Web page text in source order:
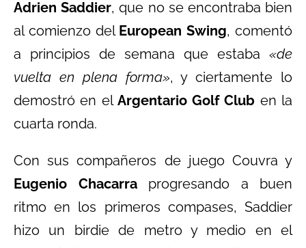
Adrien Saddier, que no se encontraba bien
al comienzo del European Swing, comentó
a principios de semana que estaba «de
vuelta en plena forma», y ciertamente lo
demostró en el Argentario Golf Club en la
cuarta ronda.
Con sus compañeros de juego Couvra y
Eugenio Chacarraprogresando a buen
ritmo en los primeros compases, Saddier
hizo un birdie de metro y medio en el